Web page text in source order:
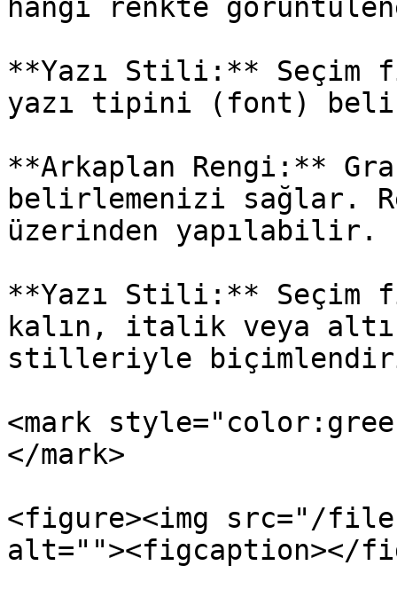
hangi renkte
**Yazı Stili:** Seçim
yazı tipini (font)
**Arkaplan Rengi:**
belirlemenizi sağlar.
üzerinden yapılabilir.
**Yazı Stili:** Seçim
kalın, italik veya
stilleriyle
<mark
</mark>
<figure><img src="/files/
alt=""><figcaption></